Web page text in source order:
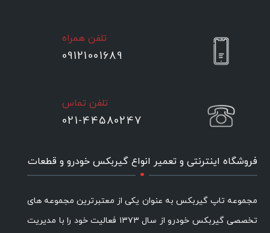
تلفن همراه
09121001689
تلفن تماس
021-44580247
فروشگاه اینترنتی و تعمیر انواع گیربکس خودرو و قطعات
.
مجموعه تاپ گیربکس به عنوان یکی از معتبرترین مجموعه های
تخصصی گیربکس خودرو از سال ۱۳۷۳ فعالیت خود را با مدیریت